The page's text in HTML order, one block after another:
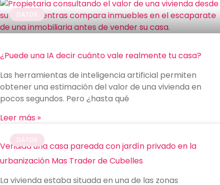
DATOS
¿Puede una IA decir cuánto vale realmente tu casa?
Las herramientas de inteligencia artificial permiten
obtener una estimación del valor de una vivienda en
pocos segundos. Pero ¿hasta qué
Leer más »
DATOS
Vendida una casa pareada con jardín privado en la
urbanización Mas Trader de Cubelles
La vivienda estaba situada en una de las zonas